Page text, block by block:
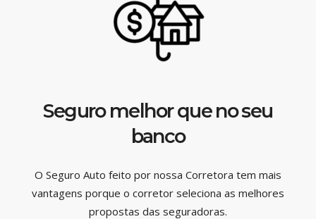
Seguro melhor que no seu
banco
O Seguro Auto feito por nossa Corretora tem mais
vantagens porque o corretor seleciona as melhores
propostas das seguradoras.